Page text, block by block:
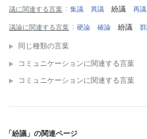
議に関連する言葉 集議 異議 紛議 再議
議論に関連する言葉 硬論 確論 紛議
同じ種類の言葉
コミュニケーションに関連する言葉
コミュニケーションに関連する言葉
「紛議」の関連ページ